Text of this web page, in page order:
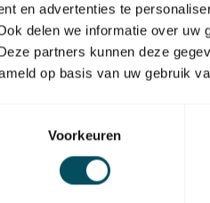
en advertenties te
delen we informatie over
partners kunnen deze
op basis van uw gebruik
Voorkeuren
woning. Koppel hem via
installatie dankzij de
motoren, zodat je jouw